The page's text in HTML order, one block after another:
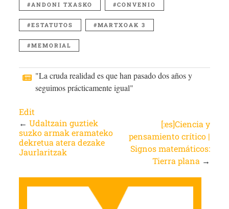
ANDONI TXASKO CONVENIO
ESTATUTOS MARTXOAK 3
MEMORIAL
"La cruda realidad es que han pasado dos años y
seguimos prácticamente igual"
Edit
← Udaltzain guztiek
suzko armak eramateko
dekretua atera dezake
Jaurlaritzak
[:es]Ciencia y
pensamiento crítico |
Signos matemáticos:
Tierra plana →